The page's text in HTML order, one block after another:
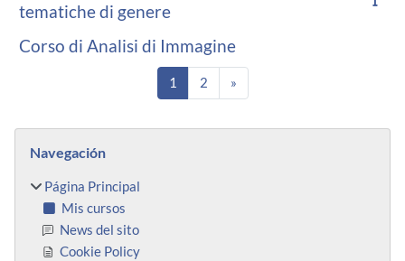
tematiche di genere
Corso di Analisi di Immagine
1 Página 1
2Página 2
»Siguiente página
Bloques
Navegación
Página Principal
Mis cursos
News del sito
Cookie Policy